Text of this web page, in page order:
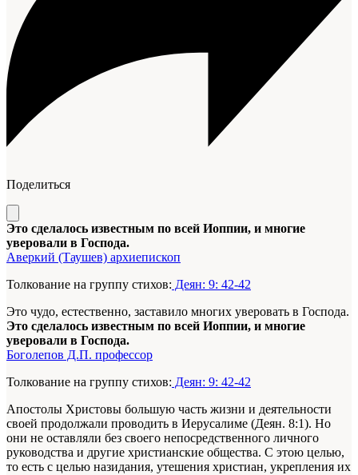
Поделиться
Это сделалось известным по всей Иоппии, и многие
уверовали в Господа.
Аверкий (Таушев) архиепископ
Толкование на группу стихов: Деян: 9: 42-42
Это чудо, естественно, заставило многих уверовать в Господа.
Это сделалось известным по всей Иоппии, и многие
уверовали в Господа.
Боголепов Д.П. профессор
Толкование на группу стихов: Деян: 9: 42-42
Апостолы Христовы большую часть жизни и деятельности
своей продолжали проводить в Иерусалиме (Деян. 8:1). Но
они не оставляли без своего непосредственного личного
руководства и другие христианские общества. С этою целью,
то есть с целью назидания, утешения христиан, укрепления их